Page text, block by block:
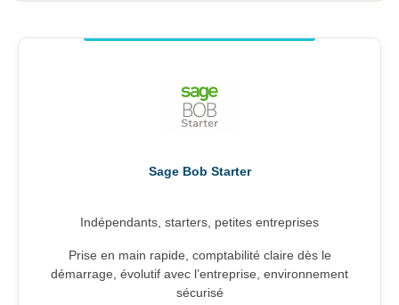
Sage Bob Starter
Indépendants, starters, petites entreprises
Prise en main rapide, comptabilité claire dès le
démarrage, évolutif avec l’entreprise, environnement
sécurisé